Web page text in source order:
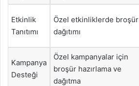
Etkinlik
Tanıtımı
Özel etkinliklerde broşür
dağıtımı
Kampanya
Desteği
Özel kampanyalar için
broşür hazırlama ve
dağıtma